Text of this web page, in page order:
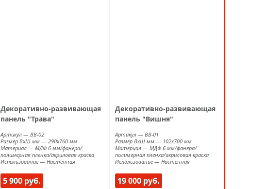
Декоративно-развивающая
панель "Трава"
Артикул — ВВ-02
Размер ВxШ мм — 290х760 мм
Материал — МДФ 6 мм/фанера/
полимерная пленка/акриловая краска
Использование — Настенная
5 900 руб.
Декоративно-развивающая
панель "Вишня"
Артикул— BB-01
Размер ВxШ мм— 102х700 мм
Материал— МДФ 6 мм/фанера/
полимерная пленка/акриловая краска
Использование— Настенная
19 000 руб.